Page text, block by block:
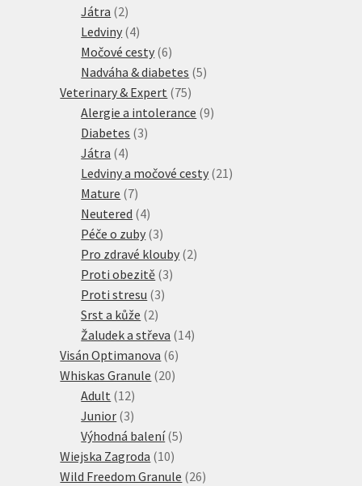
Játra 22
produkty
Ledviny 44
produkty
Močové cesty 66
produktů
Nadváha & diabetes 55
Veterinary & Expert 7575
produktů
Alergie a intolerance 99
Diabetes 33
Játra 44
produkty
Ledviny a močové cesty 21 21
Mature 77
produktů
Neutered 44
produkty
Péče o zuby 33
produkty
Pro zdravé klouby 22
Proti obezitě 33
Proti stresu 33
Srst a kůže 22
produkty
Žaludek a střeva 1414
Visán Optimanova 66
produktů
Whiskas Granule 2020
Adult 1212
produktů
Junior 33
produkty
Výhodná balení 55
Wiejska Zagroda 1010
produktů
Wild Freedom Granule 2626